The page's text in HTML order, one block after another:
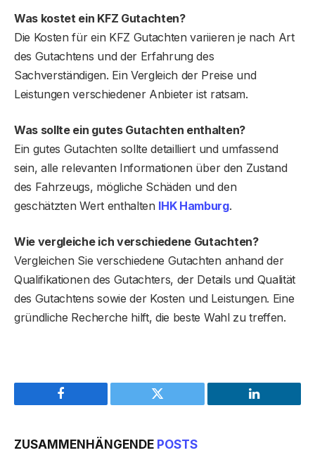
Was kostet ein KFZ Gutachten?
Die Kosten für ein KFZ Gutachten variieren je nach Art
des Gutachtens und der Erfahrung des
Sachverständigen. Ein Vergleich der Preise und
Leistungen verschiedener Anbieter ist ratsam.
Was sollte ein gutes Gutachten enthalten?
Ein gutes Gutachten sollte detailliert und umfassend
sein, alle relevanten Informationen über den Zustand
des Fahrzeugs, mögliche Schäden und den
geschätzten Wert enthalten IHK Hamburg.
Wie vergleiche ich verschiedene Gutachten?
Vergleichen Sie verschiedene Gutachten anhand der
Qualifikationen des Gutachters, der Details und Qualität
des Gutachtens sowie der Kosten und Leistungen. Eine
gründliche Recherche hilft, die beste Wahl zu treffen.
Facebook Twitter LinkedIn
ZUSAMMENHÄNGENDE POSTS